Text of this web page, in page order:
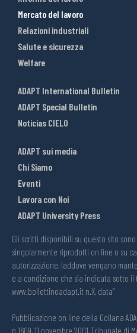
Mercato del lavoro
Relazioni industriali
Salute e sicurezza
Welfare
ADAPT International Bulletin
ADAPT Special Bulletin
Noticias CIELO
ADAPT sui media
Chi Siamo
Eventi
Lavora con Noi
ADAPT University Press
Gli scritti disponibili su questo sito
singolarmente riprodotti on line o su
autorizzazione, laddove vengano
e a condizione che sia indicata sotto
www.bollettinoadapt.it n.X, data“
Pubblicazione on line della Collana
n.1609, 11 novembre 2001, Tribunale